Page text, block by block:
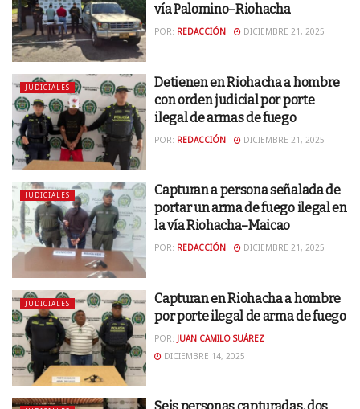
vía Palomino–Riohacha
POR: REDACCIÓN DICIEMBRE 21, 2025
JUDICIALES
Detienen en Riohacha a hombre
con orden judicial por porte
ilegal de armas de fuego
POR: REDACCIÓN DICIEMBRE 21, 2025
JUDICIALES
Capturan a persona señalada de
portar un arma de fuego ilegal en
la vía Riohacha–Maicao
POR: REDACCIÓN DICIEMBRE 21, 2025
JUDICIALES
Capturan en Riohacha a hombre
por porte ilegal de arma de fuego
POR: JUAN CAMILO SUÁREZ
DICIEMBRE 14, 2025